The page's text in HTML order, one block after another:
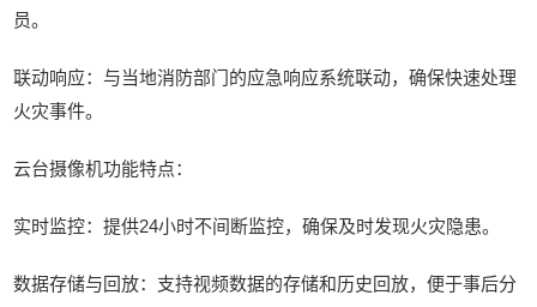
员。
联动响应：与当地消防部门的应急响应系统联动，确保快速处理
火灾事件。
云台摄像机功能特点：
实时监控：提供24小时不间断监控，确保及时发现火灾隐患。
数据存储与回放：支持视频数据的存储和历史回放，便于事后分